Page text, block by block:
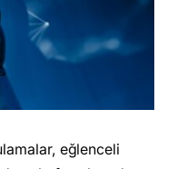
eğlenceli